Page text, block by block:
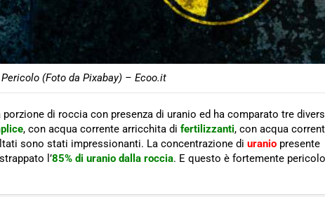
Pericolo (Foto da Pixabay) – Ecoo.it
di roccia con presenza di uranio ed ha comparato tre
, con acqua corrente arricchita di fertilizzanti, con acqua
sono stati impressionanti. La concentrazione di uranio presente
l’85% di uranio dalla roccia. E questo è fortemente